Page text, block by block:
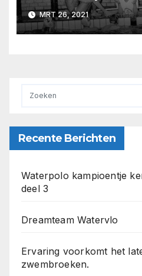
MRT 26, 2021
Recente Berichten
Waterpolo kampioentje
deel 3
Dreamteam Watervlo
Ervaring voorkomt het
zwembroeken.